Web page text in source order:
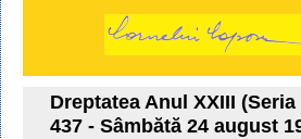
Dreptatea Anul XXIII (Seria
437 - Sâmbătă 24 august